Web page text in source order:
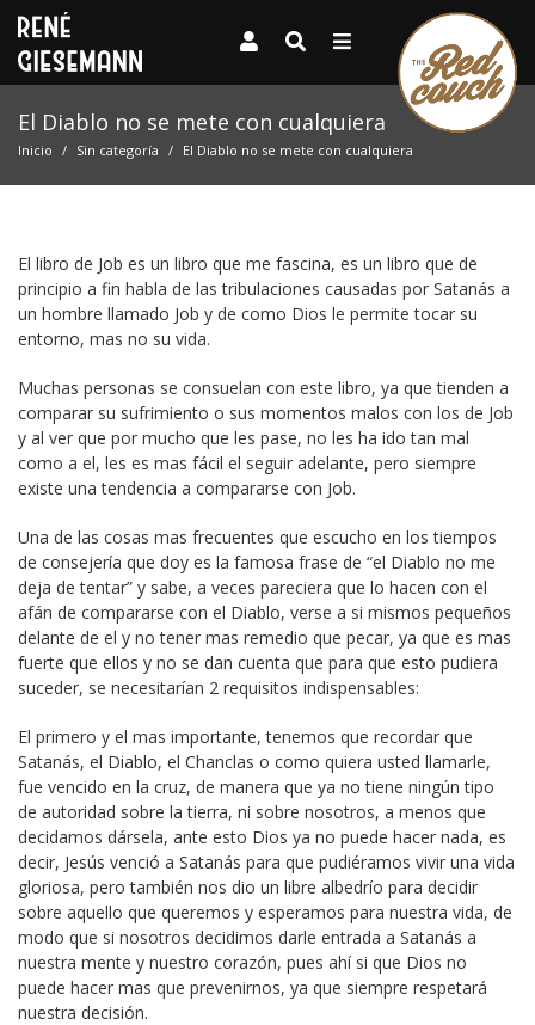
El Diablo no se mete con cualquiera
Inicio Sin categoría El Diablo no se mete con cualquiera
El libro de Job es un libro que me fascina, es un libro que de
principio a fin habla de las tribulaciones causadas por Satanás a
un hombre llamado Job y de como Dios le permite tocar su
entorno, mas no su vida.
Muchas personas se consuelan con este libro, ya que tienden a
comparar su sufrimiento o sus momentos malos con los de Job
y al ver que por mucho que les pase, no les ha ido tan mal
como a el, les es mas fácil el seguir adelante, pero siempre
existe una tendencia a compararse con Job.
Una de las cosas mas frecuentes que escucho en los tiempos
de consejería que doy es la famosa frase de “el Diablo no me
deja de tentar” y sabe, a veces pareciera que lo hacen con el
afán de compararse con el Diablo, verse a si mismos pequeños
delante de el y no tener mas remedio que pecar, ya que es mas
fuerte que ellos y no se dan cuenta que para que esto pudiera
suceder, se necesitarían 2 requisitos indispensables:
El primero y el mas importante, tenemos que recordar que
Satanás, el Diablo, el Chanclas o como quiera usted llamarle,
fue vencido en la cruz, de manera que ya no tiene ningún tipo
de autoridad sobre la tierra, ni sobre nosotros, a menos que
decidamos dársela, ante esto Dios ya no puede hacer nada, es
decir, Jesús venció a Satanás para que pudiéramos vivir una vida
gloriosa, pero también nos dio un libre albedrío para decidir
sobre aquello que queremos y esperamos para nuestra vida, de
modo que si nosotros decidimos darle entrada a Satanás a
nuestra mente y nuestro corazón, pues ahí si que Dios no
puede hacer mas que prevenirnos, ya que siempre respetará
nuestra decisión.